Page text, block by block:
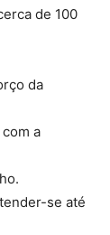
de 100
da
a
se até